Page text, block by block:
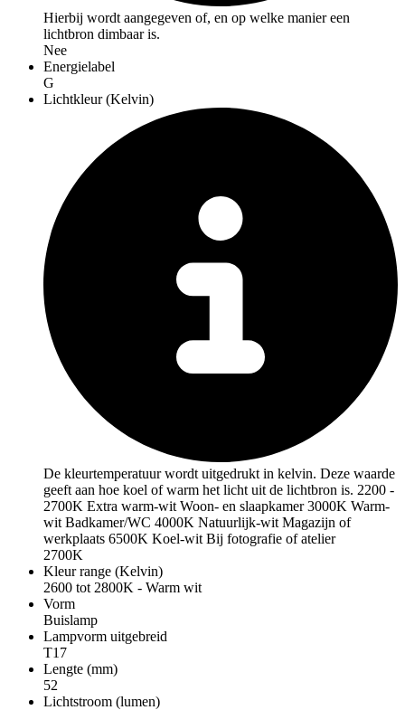
Hierbij wordt aangegeven of, en op welke manier een
lichtbron dimbaar is.
Nee
Energielabel
G
Lichtkleur (Kelvin)
De kleurtemperatuur wordt uitgedrukt in kelvin. Deze waarde
geeft aan hoe koel of warm het licht uit de lichtbron is. 2200 -
2700K Extra warm-wit Woon- en slaapkamer 3000K Warm-
wit Badkamer/WC 4000K Natuurlijk-wit Magazijn of
werkplaats 6500K Koel-wit Bij fotografie of atelier
2700K
Kleur range (Kelvin)
2600 tot 2800K - Warm wit
Vorm
Buislamp
Lampvorm uitgebreid
T17
Lengte (mm)
52
Lichtstroom (lumen)